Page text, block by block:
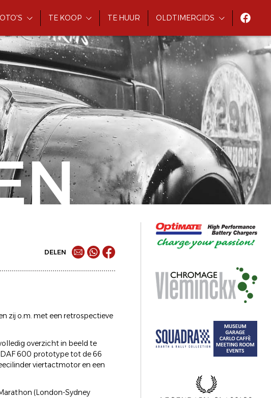
TE KOOP TE HUUR OLDTIMERGIDS
DELEN
zij o.m. met een retrospectieve
overzicht in beeld te
DAF 600 prototype tot de 66
viertactmotor en een
(London-Sydney